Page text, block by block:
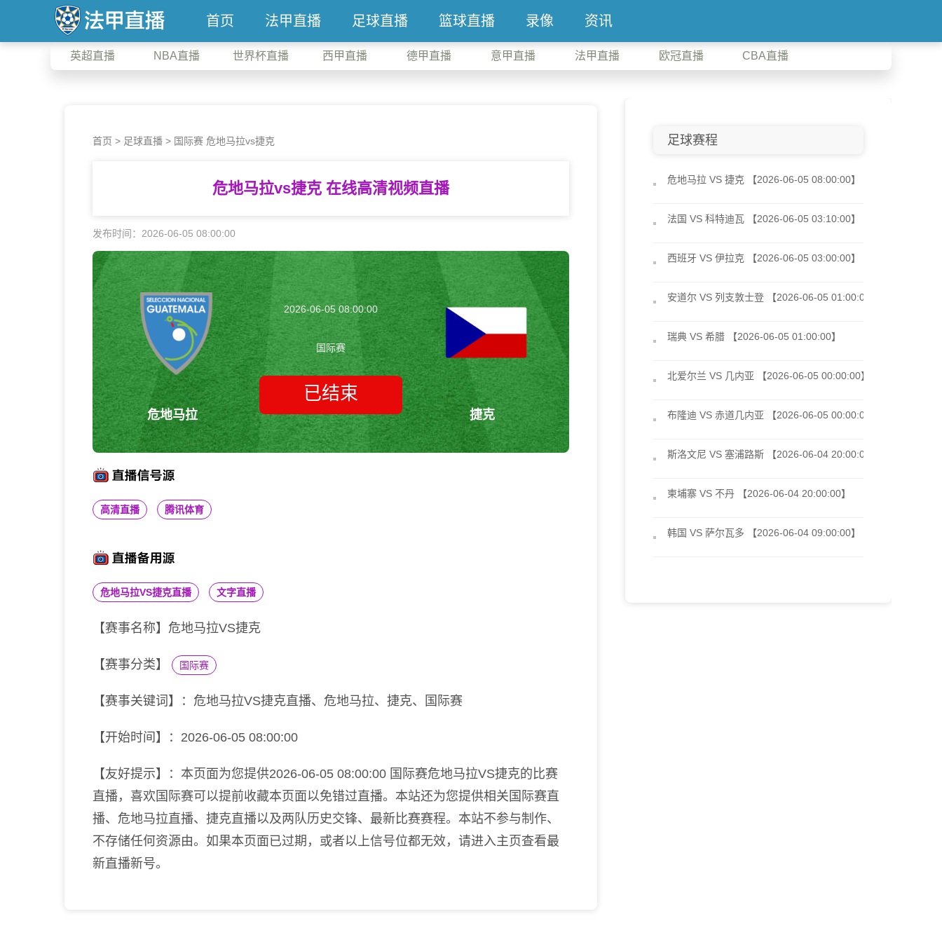
首页 法甲直播 足球直播 篮球直播 录像 资讯
英超直播 NBA直播 世界杯直播 西甲直播 德甲直播 意甲直播 法甲直播 欧冠直播 CBA直播
首页 > 足球直播 > 国际赛 危地马拉vs捷克
危地马拉vs捷克 在线高清视频直播
发布时间：2026-06-05 08:00:00
危地马拉
2026-06-05 08:00:00
国际赛
已结束
捷克
高清直播 腾讯体育
危地马拉VS捷克直播 文字直播
【赛事名称】危地马拉VS捷克
【赛事分类】 国际赛
【赛事关键词】：危地马拉VS捷克直播、危地马拉、捷克、国际赛
【开始时间】：2026-06-05 08:00:00
【友好提示】：本页面为您提供2026-06-05 08:00:00 国际赛危地马拉VS捷克的比赛
直播，喜欢国际赛可以提前收藏本页面以免错过直播。本站还为您提供相关国际赛直
播、危地马拉直播、捷克直播以及两队历史交锋、最新比赛赛程。本站不参与制作、
不存储任何资源由。如果本页面已过期，或者以上信号位都无效，请进入主页查看最
新直播新号。
足球赛程
危地马拉 VS 捷克 【2026-06-05 08:00:00】
法国 VS 科特迪瓦 【2026-06-05 03:10:00】
西班牙 VS 伊拉克 【2026-06-05 03:00:00】
安道尔 VS 列支敦士登 【2026-06-05 01:00:00】
瑞典 VS 希腊 【2026-06-05 01:00:00】
北爱尔兰 VS 几内亚 【2026-06-05 00:00:00】
布隆迪 VS 赤道几内亚 【2026-06-05 00:00:00】
斯洛文尼 VS 塞浦路斯 【2026-06-04 20:00:00】
柬埔寨 VS 不丹 【2026-06-04 20:00:00】
韩国 VS 萨尔瓦多 【2026-06-04 09:00:00】